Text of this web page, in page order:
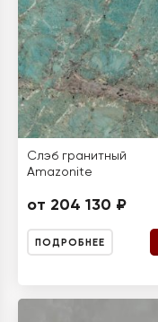
Слэб гранитный
Amazonite
от 204 130 ₽
ПОДРОБНЕЕ